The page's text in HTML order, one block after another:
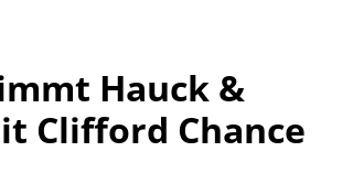
Hauck &
Clifford Chance